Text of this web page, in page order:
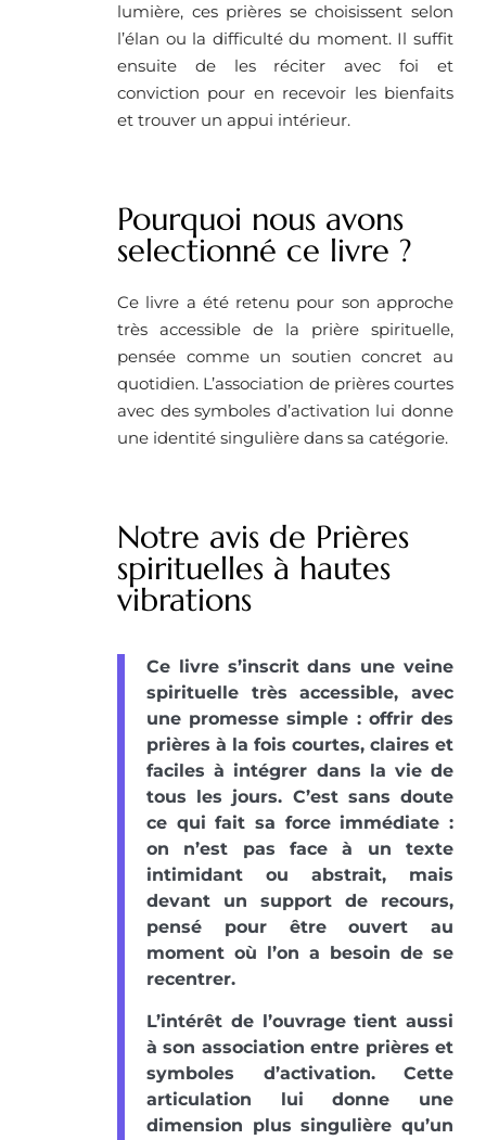
lumière, ces prières se choisissent selon
l’élan ou la difficulté du moment. Il suffit
ensuite de les réciter avec foi et
conviction pour en recevoir les bienfaits
et trouver un appui intérieur.
Pourquoi nous avons
selectionné ce livre ?
Ce livre a été retenu pour son approche
très accessible de la prière spirituelle,
pensée comme un soutien concret au
quotidien. L’association de prières courtes
avec des symboles d’activation lui donne
une identité singulière dans sa catégorie.
Notre avis de Prières
spirituelles à hautes
vibrations
Ce livre s’inscrit dans une veine
spirituelle très accessible, avec
une promesse simple : offrir des
prières à la fois courtes, claires et
faciles à intégrer dans la vie de
tous les jours. C’est sans doute
ce qui fait sa force immédiate :
on n’est pas face à un texte
intimidant ou abstrait, mais
devant un support de recours,
pensé pour être ouvert au
moment où l’on a besoin de se
recentrer.
L’intérêt de l’ouvrage tient aussi
à son association entre prières et
symboles d’activation. Cette
articulation lui donne une
dimension plus singulière qu’un